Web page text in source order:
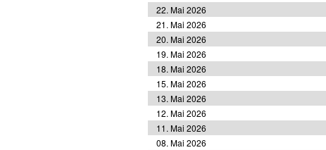
22. Mai 2026
21. Mai 2026
20. Mai 2026
19. Mai 2026
18. Mai 2026
15. Mai 2026
13. Mai 2026
12. Mai 2026
11. Mai 2026
08. Mai 2026